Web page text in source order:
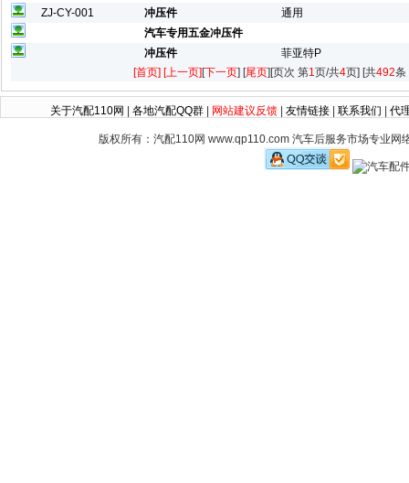
ZJ-CY-001
冲压件
通用
汽车专用五金冲压件
冲压件
菲亚特P
[首页] [上一页] [下一页] [尾页][页次 第1页/共4页] [共492条
关于汽配110网 各地汽配QQ群 网站建议反馈 友情链接 联系我们 代
版权所有：汽配110网 www.qp110.com 汽车后服务市场专业网